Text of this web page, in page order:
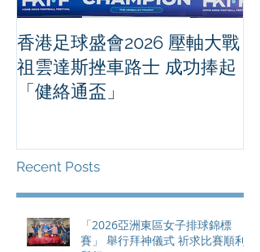
香港足球盛會2026 壓軸大戰
祖雲達斯挫車路士 成功捧起
「健絡通盃」
Recent Posts
「2026亞洲東區女子排球錦標
賽」 舉行拜神儀式 祈求比賽順利